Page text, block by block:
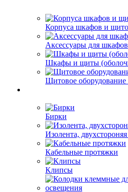
Корпуса шкафов и
Аксессуары для шкафов
Шкафы и щиты
Щитовое оборудование
Бирки
Изолента,
Кабельные протяжки
Клипсы